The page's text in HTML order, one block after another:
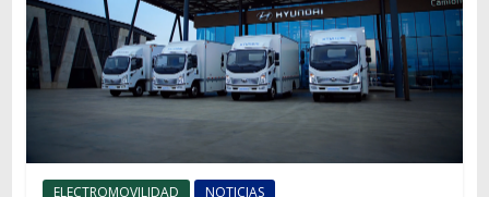
ELECTROMOVILIDAD NOTICIAS